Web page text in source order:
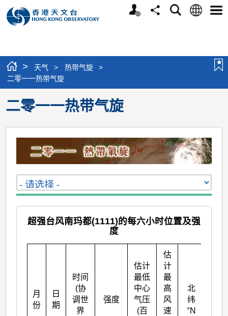
个
分
搜
语
选
> 天气 > 热带气旋
>
二零一一热带气旋
二零一一热带气旋
超强台风南玛都(1111)的每六小时位置及强
度
月
份
日
期
时间
(协
调世
界
强度
估计
最低
中心
气压
(百
估
计
最
高
风
速
北
纬
°N